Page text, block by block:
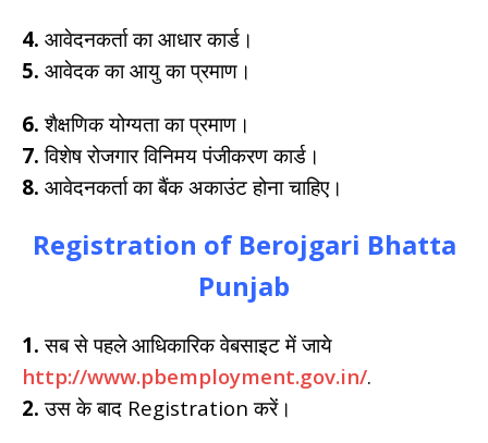
4. आवेदनकर्ता का आधार कार्ड।
5. आवेदक का आयु का प्रमाण।
6. शैक्षणिक योग्यता का प्रमाण।
7. विशेष रोजगार विनिमय पंजीकरण कार्ड।
8. आवेदनकर्ता का बैंक अकाउंट होना चाहिए।
Registration of Berojgari Bhatta
Punjab
1. सब से पहले आधिकारिक वेबसाइट में जाये
http://www.pbemployment.gov.in/.
2. उस के बाद Registration करें।